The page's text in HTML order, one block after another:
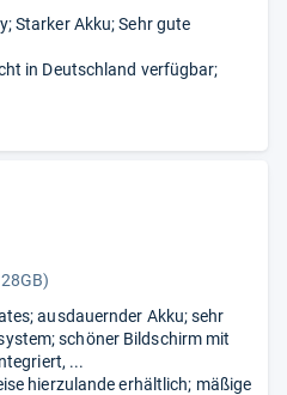
Starker Akku; Sehr gute
in Deutschland verfügbar;
ausdauernder Akku; sehr
schöner Bildschirm mit
...
hierzulande erhältlich; mäßige